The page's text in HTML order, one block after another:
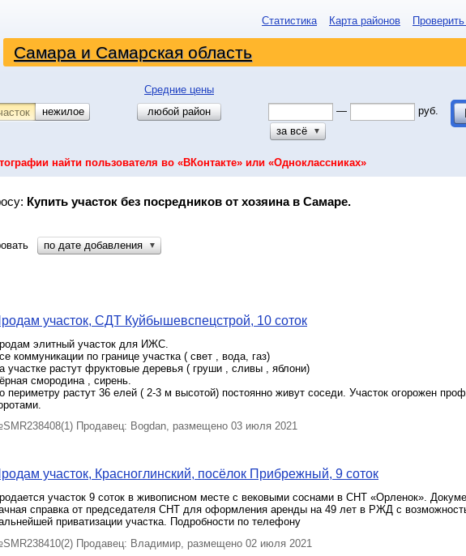
Статистика Карта районов
Самара и Самарская область
Средние цены
нежилое любой район —
руб.
за всё
▼
найти пользователя во «ВКонтакте» или «Одноклассниках»
Купить участок без посредников от хозяина в Самаре.
по дате добавления ▼
участок, СДТ Куйбышевспецстрой, 10 соток
элитный участок для ИЖС.
коммуникации по границе участка ( свет , вода, газ)
участке растут фруктовые деревья ( груши , сливы , яблони)
смородина , сирень.
периметру растут 36 елей ( 2-3 м высотой) постоянно живут соседи. Участок огорожен
Продавец: Bogdan, размещено 03 июля 2021
участок, Красноглинский, посёлок Прибрежный, 9 соток
участок 9 соток в живописном месте с вековыми соснами в СНТ «Орленок».
справка от председателя СНТ для оформления аренды на 49 лет в РЖД с
приватизации участка. Подробности по телефону
Продавец: Владимир, размещено 02 июля 2021